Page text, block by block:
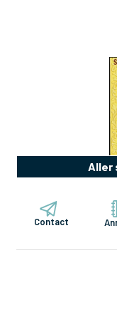
Aller
Contact